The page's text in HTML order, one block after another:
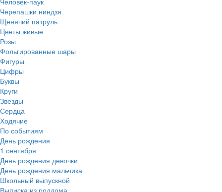
Черепашки ниндзя
Щенячий патруль
Цветы живые
Розы
Фольгированные шары
Фигуры
Цифры
Буквы
Круги
Звезды
Сердца
Ходячие
По событиям
День рождения
1 сентября
День рождения девочки
День рождения мальчика
Школьный выпускной
Выписка из роддома